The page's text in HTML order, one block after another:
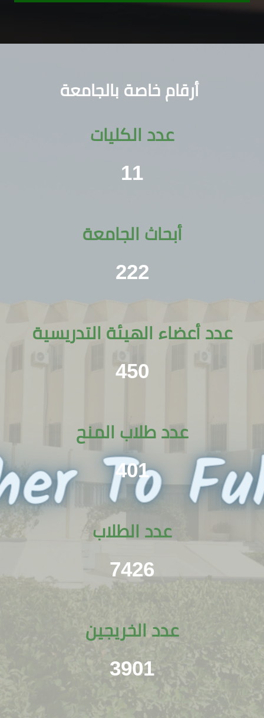
أرقام خاصة بالجامعة
عدد الكليات
11
أبحاث الجامعة
222
عدد أعضاء الهيئة التدريسية
450
عدد طلاب المنح
401
عدد الطلاب
7426
عدد الخريجين
3901